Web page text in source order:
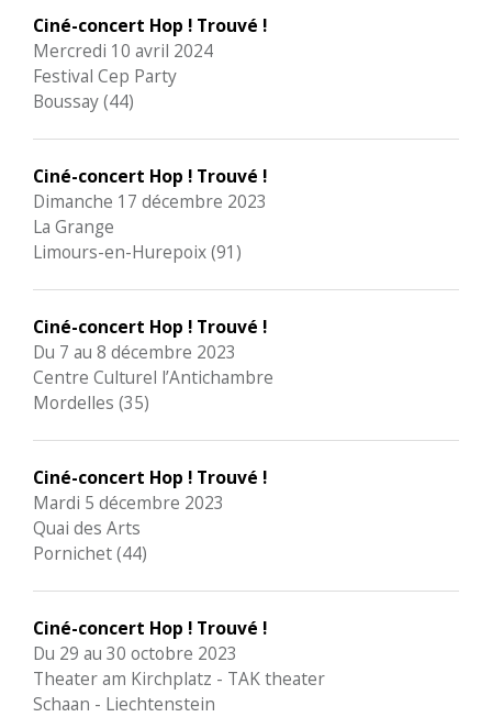
Ciné-concert Hop ! Trouvé !
Mercredi 10 avril 2024
Festival Cep Party
Boussay (44)
Ciné-concert Hop ! Trouvé !
Dimanche 17 décembre 2023
La Grange
Limours-en-Hurepoix (91)
Ciné-concert Hop ! Trouvé !
Du 7 au 8 décembre 2023
Centre Culturel l’Antichambre
Mordelles (35)
Ciné-concert Hop ! Trouvé !
Mardi 5 décembre 2023
Quai des Arts
Pornichet (44)
Ciné-concert Hop ! Trouvé !
Du 29 au 30 octobre 2023
Theater am Kirchplatz - TAK theater
Schaan - Liechtenstein